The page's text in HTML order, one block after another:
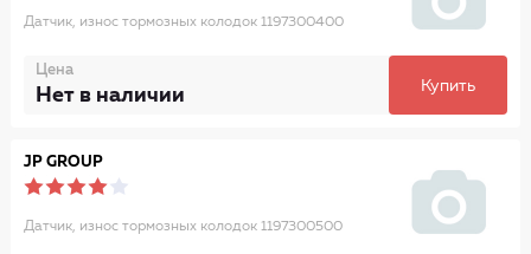
Датчик, износ тормозных колодок 1197300400
Цена
Нет в наличии Купить
JP GROUP
Датчик, износ тормозных колодок 1197300500